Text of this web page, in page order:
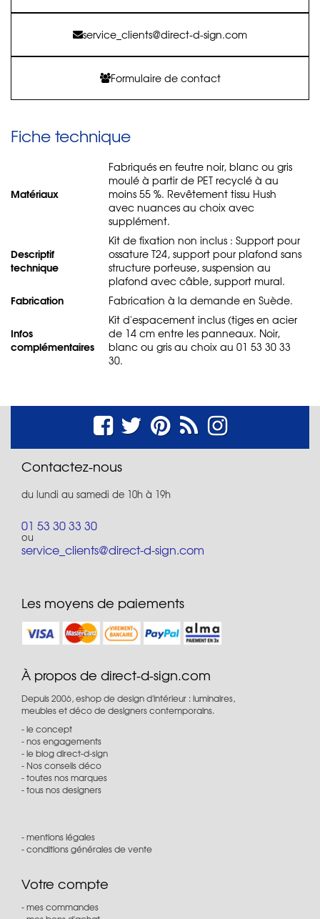
service_clients@direct-d-sign.com
Formulaire de contact
Fiche technique
Matériaux
Fabriqués en feutre noir, blanc ou gris
moulé à partir de PET recyclé à au
moins 55 %. Revêtement tissu Hush
avec nuances au choix avec
supplément.
Descriptif
technique
Kit de fixation non inclus : Support pour
ossature T24, support pour plafond sans
structure porteuse, suspension au
plafond avec câble, support mural.
Fabrication Fabrication à la demande en Suède.
Infos
complémentaires
Kit d'espacement inclus (tiges en acier
de 14 cm entre les panneaux. Noir,
blanc ou gris au choix au 01 53 30 33
30.
Contactez-nous
du lundi au samedi de 10h à 19h
01 53 30 33 30
ou
service_clients@direct-d-sign.com
Les moyens de paiements
À propos de direct-d-sign.com
Depuis 2006, eshop de design d'intérieur : luminaires,
meubles et déco de designers contemporains.
le concept
nos engagements
le blog direct-d-sign
Nos conseils déco
toutes nos marques
tous nos designers
mentions légales
conditions générales de vente
Votre compte
mes commandes